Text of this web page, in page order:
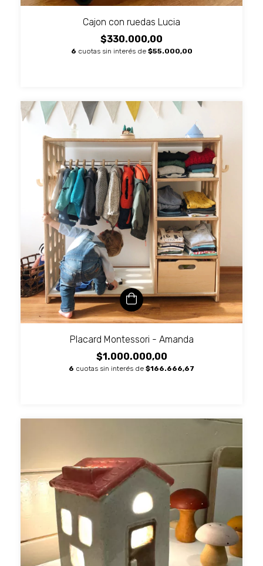
Cajon con ruedas Lucia
$330.000,00
6 cuotas sin interés de $55.000,00
Placard Montessori - Amanda
$1.000.000,00
6 cuotas sin interés de $166.666,67